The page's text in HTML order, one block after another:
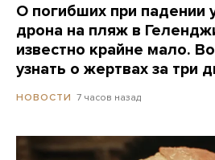
О погибших при падении
дрона на пляж в
известно крайне мало.
узнать о жертвах за три
НОВОСТИ 7 часов назад